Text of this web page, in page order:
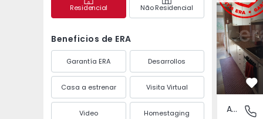
Residencial Não Residencial
Beneficios de ERA
Garantía ERA Desarrollos
Casa a estrenar Visita Virtual
Video Homestaging
Apartamento